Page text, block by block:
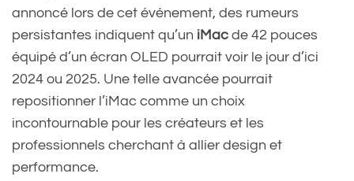
annoncé lors de cet événement, des rumeurs
persistantes indiquent qu’un iMac de 42 pouces
équipé d’un écran OLED pourrait voir le jour d’ici
2024 ou 2025. Une telle avancée pourrait
repositionner l’iMac comme un choix
incontournable pour les créateurs et les
professionnels cherchant à allier design et
performance.